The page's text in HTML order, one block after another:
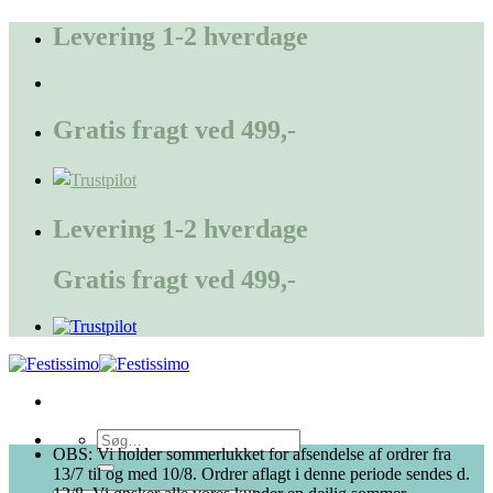
FortsætLevering 1-2 hverdage
Gratis fragt ved 499,-
Levering 1-2 hverdage
Gratis fragt ved 499,-
Søg
efter:
OBS: Vi holder sommerlukket for afsendelse af ordrer fra
13/7 til og med 10/8. Ordrer aflagt i denne periode sendes d.